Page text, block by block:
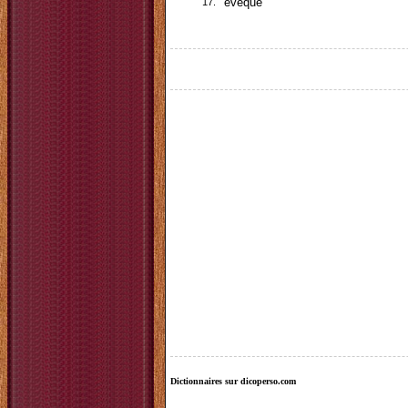
évêque
Dictionnaires sur dicoperso.com